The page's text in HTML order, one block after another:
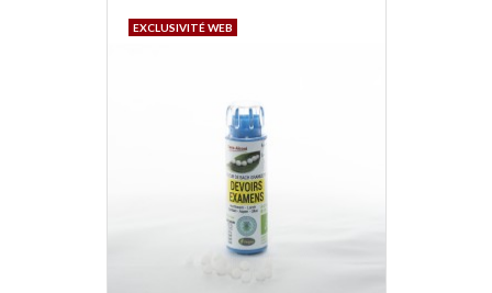
EXCLUSIVITÉ WEB